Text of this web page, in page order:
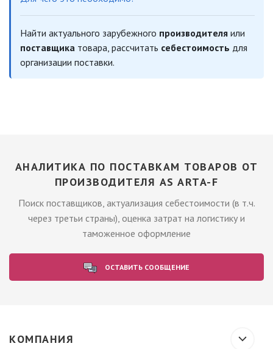
Найти актуального зарубежного производителя или
поставщика товара, рассчитать себестоимость для
организации поставки.
АНАЛИТИКА ПО ПОСТАВКАМ ТОВАРОВ ОТ
ПРОИЗВОДИТЕЛЯ AS ARTA-F
Поиск поставщиков, актуализация себестоимости (в т.ч.
через третьи страны), оценка затрат на логистику и
таможенное оформление
ОСТАВИТЬ СООБЩЕНИЕ
КОМПАНИЯ